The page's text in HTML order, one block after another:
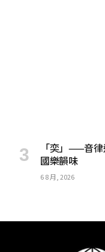
「奕」——音
國樂韻味
6 8 月, 2026